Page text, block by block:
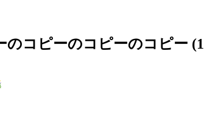
コピーのコピーのコピー